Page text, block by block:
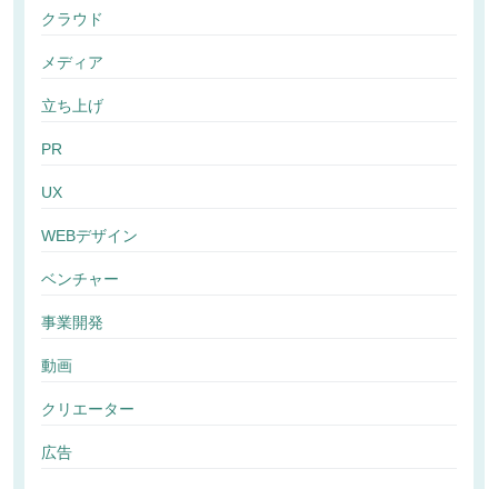
クラウド
メディア
立ち上げ
PR
UX
WEBデザイン
ベンチャー
事業開発
動画
クリエーター
広告